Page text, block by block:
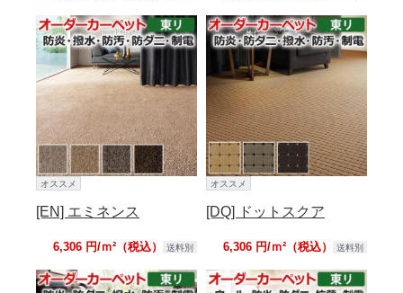
オススメ
[EN] エミネンス
6,306 円/ｍ²（税込） 送料別
オススメ
[DQ] ドットスクア
6,306 円/ｍ²（税込） 送料別